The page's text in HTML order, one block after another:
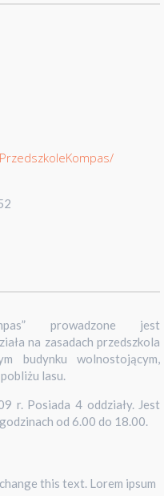
prowadzone jest
na zasadach przedszkola
budynku wolnostojącym,
lasu.
r. Posiada 4 oddziały. Jest
od 6.00 do 18.00.
this text. Lorem ipsum